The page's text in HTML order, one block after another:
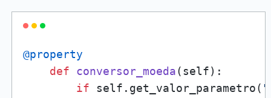
@property
def
conversor_moeda(self):
if self.get_valor_parametro(